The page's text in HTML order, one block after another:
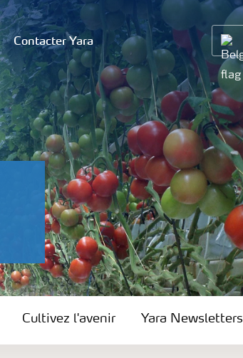
Contacter Yara
Cultivez l'avenir Yara Newsletters